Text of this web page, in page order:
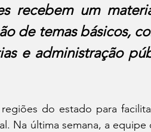
recebem um
de temas básicos,
e administração
do estado para
Na última semana, a